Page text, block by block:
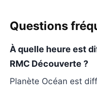
Questions
À quelle heure est
RMC Découverte ?
Planète Océan est